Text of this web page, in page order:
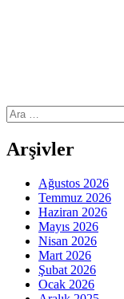
Arama:
Arşivler
Ağustos 2026
Temmuz 2026
Haziran 2026
Mayıs 2026
Nisan 2026
Mart 2026
Şubat 2026
Ocak 2026